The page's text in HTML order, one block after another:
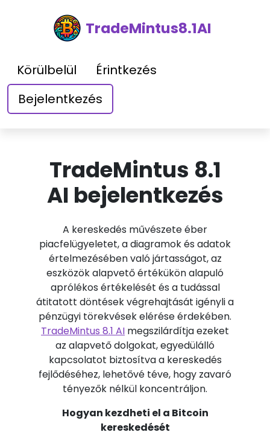
TradeMintus8.1AI
Körülbelül
Érintkezés
Bejelentkezés
TradeMintus 8.1
AI bejelentkezés
A kereskedés művészete éber
piacfelügyeletet, a diagramok és adatok
értelmezésében való jártasságot, az
eszközök alapvető értékükön alapuló
aprólékos értékelését és a tudással
átitatott döntések végrehajtását igényli a
pénzügyi törekvések elérése érdekében.
TradeMintus 8.1 AI megszilárdítja ezeket
az alapvető dolgokat, egyedülálló
kapcsolatot biztosítva a kereskedés
fejlődéséhez, lehetővé téve, hogy zavaró
tényezők nélkül koncentráljon.
Hogyan kezdheti el a Bitcoin
kereskedését